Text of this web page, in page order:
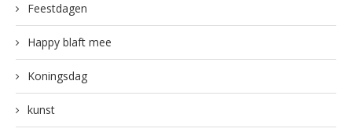
Feestdagen
Happy blaft mee
Koningsdag
kunst